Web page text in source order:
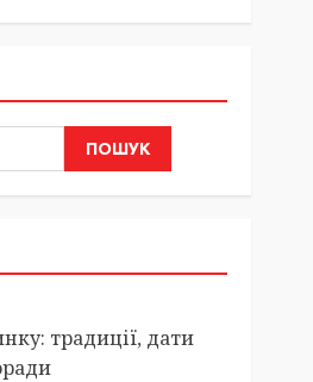
ПОШУК
традиції, дати